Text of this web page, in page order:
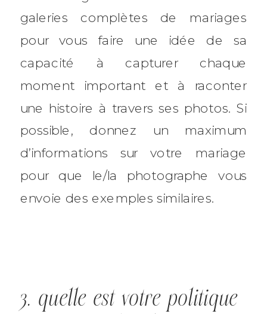
galeries complètes de mariages
pour vous faire une idée de sa
capacité à capturer chaque
moment important et à raconter
une histoire à travers ses photos. Si
possible, donnez un maximum
d’informations sur votre mariage
pour que le/la photographe vous
envoie des exemples similaires.
3. quelle est votre politique